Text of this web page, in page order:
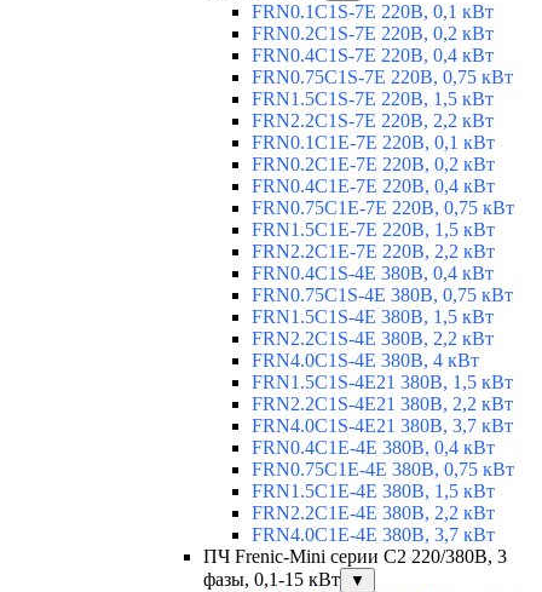
FRN0.1C1S-7E 220В, 0,1 кВт
FRN0.2C1S-7E 220В, 0,2 кВт
FRN0.4C1S-7E 220В, 0,4 кВт
FRN0.75C1S-7E 220В, 0,75 кВт
FRN1.5C1S-7E 220В, 1,5 кВт
FRN2.2C1S-7E 220В, 2,2 кВт
FRN0.1C1E-7E 220В, 0,1 кВт
FRN0.2C1E-7E 220В, 0,2 кВт
FRN0.4C1E-7E 220В, 0,4 кВт
FRN0.75C1E-7E 220В, 0,75 кВт
FRN1.5C1E-7E 220В, 1,5 кВт
FRN2.2C1E-7E 220В, 2,2 кВт
FRN0.4C1S-4E 380В, 0,4 кВт
FRN0.75C1S-4E 380В, 0,75 кВт
FRN1.5C1S-4E 380В, 1,5 кВт
FRN2.2C1S-4E 380В, 2,2 кВт
FRN4.0C1S-4E 380В, 4 кВт
FRN1.5C1S-4E21 380В, 1,5 кВт
FRN2.2C1S-4E21 380В, 2,2 кВт
FRN4.0C1S-4E21 380В, 3,7 кВт
FRN0.4C1E-4E 380В, 0,4 кВт
FRN0.75C1E-4E 380В, 0,75 кВт
FRN1.5C1E-4E 380В, 1,5 кВт
FRN2.2C1E-4E 380В, 2,2 кВт
FRN4.0C1E-4E 380В, 3,7 кВт
ПЧ Frenic-Mini серии С2 220/380В, 3
фазы, 0,1-15 кВт
▼